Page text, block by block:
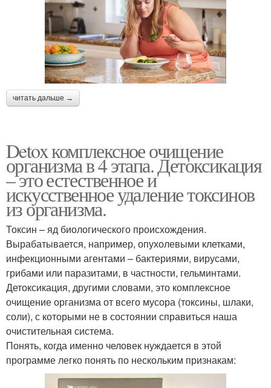
читать дальше →
Detox комплексное очищение
организма в 4 этапа. Детоксикация
– это естественное и
искусственное удаление токсинов
из организма.
Токсин – яд биологического происхождения.
Вырабатывается, например, опухолевыми клетками,
инфекционными агентами – бактериями, вирусами,
грибами или паразитами, в частности, гельминтами.
Детоксикация, другими словами, это комплексное
очищение организма от всего мусора (токсины, шлаки,
соли), с которыми не в состоянии справиться наша
очистительная система.
Понять, когда именно человек нуждается в этой
программе легко понять по нескольким признакам: